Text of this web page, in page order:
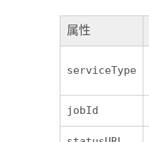
属性
serviceType
jobId